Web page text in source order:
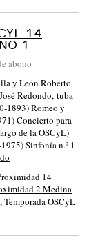
14
1
abono
y León Roberto
Redondo, tuba
1893) Romeo y
Concierto para
de la OSCyL)
Sinfonía n.º 1
14
2 Medina
,Temporada OSCyL